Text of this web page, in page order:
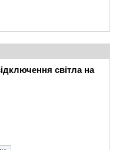
світла на